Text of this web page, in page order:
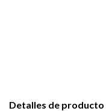
Detalles de producto